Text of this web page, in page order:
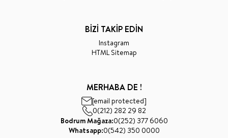
BİZİ TAKİP EDİN
Instagram
HTML Sitemap
MERHABA DE !
[email protected]
0(212) 282 29 82
Bodrum Mağaza:0(252) 377 6060
Whatsapp:0(542) 350 0000